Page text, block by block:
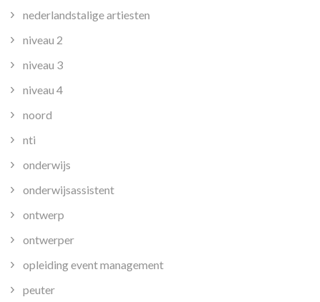
nederlandstalige artiesten
niveau 2
niveau 3
niveau 4
noord
nti
onderwijs
onderwijsassistent
ontwerp
ontwerper
opleiding event management
peuter